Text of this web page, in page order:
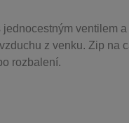
ventilem a
z venku. Zip
rozbalení.